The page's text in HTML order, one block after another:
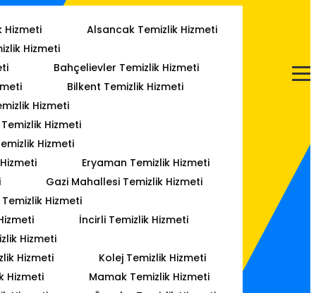
Hizmeti
Alsancak Temizlik Hizmeti
Hizmeti
Bahçelievler Temizlik Hizmeti
Bilkent Temizlik Hizmeti
Hizmeti
Hizmeti
Hizmeti
Eryaman Temizlik Hizmeti
Gazi Mahallesi Temizlik Hizmeti
Hizmeti
İncirli Temizlik Hizmeti
Hizmeti
Hizmeti
Kolej Temizlik Hizmeti
Hizmeti
Mamak Temizlik Hizmeti